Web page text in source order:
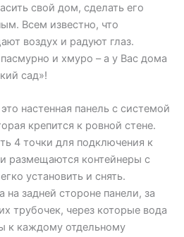
свой дом, сделать его
Всем известно, что
воздух и радуют глаз.
и хмуро – а у Вас дома
сад»!
настенная панель с системой
крепится к ровной стене.
4 точки для подключения к
размещаются контейнеры с
установить и снять.
задней стороне панели, за
трубочек, через которые вода
к каждому отдельному